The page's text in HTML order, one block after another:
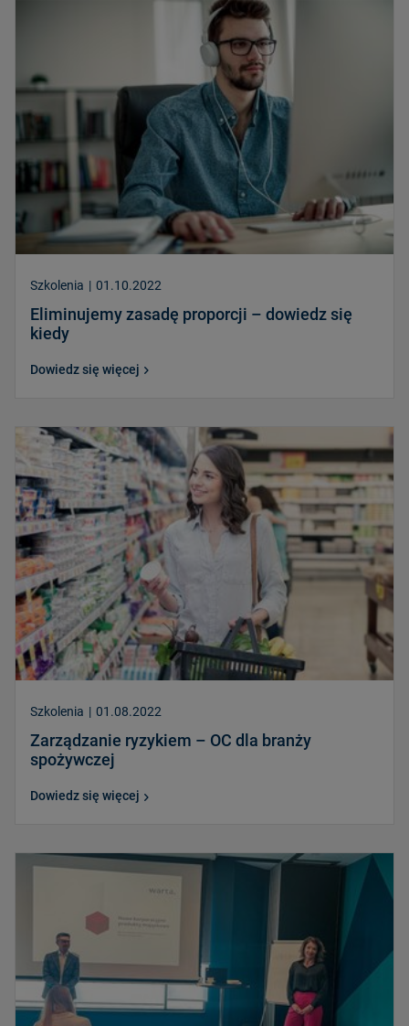
Szkolenia | 01.10.2022
Eliminujemy zasadę proporcji – dowiedz się
kiedy
Dowiedz się więcej
Szkolenia | 01.08.2022
Zarządzanie ryzykiem – OC dla branży
spożywczej
Dowiedz się więcej